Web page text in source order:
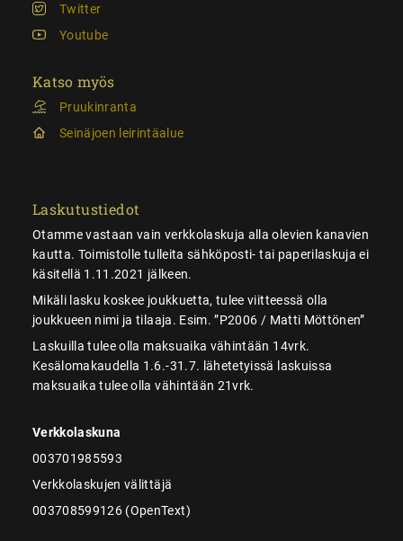
Twitter
Youtube
Katso myös
Pruukinranta
Seinäjoen leirintäalue
Laskutustiedot
Otamme vastaan vain verkkolaskuja alla olevien kanavien
kautta. Toimistolle tulleita sähköposti- tai paperilaskuja ei
käsitellä 1.11.2021 jälkeen.
Mikäli lasku koskee joukkuetta, tulee viitteessä olla
joukkueen nimi ja tilaaja. Esim. ”P2006 / Matti Möttönen”
Laskuilla tulee olla maksuaika vähintään 14vrk.
Kesälomakaudella 1.6.-31.7. lähetetyissä laskuissa
maksuaika tulee olla vähintään 21vrk.
Verkkolaskuna
003701985593
Verkkolaskujen välittäjä
003708599126 (OpenText)